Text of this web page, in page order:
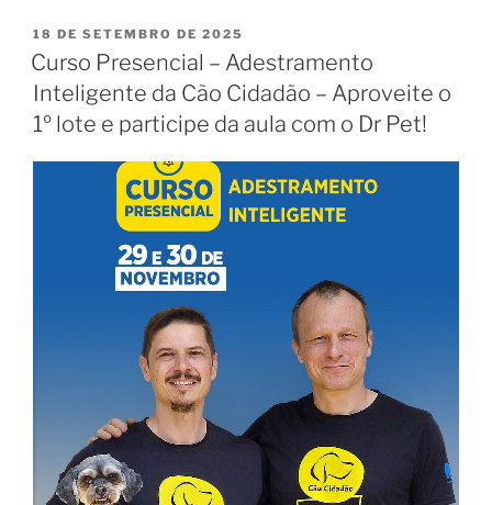
18 DE SETEMBRO DE 2025
Curso Presencial – Adestramento
Inteligente da Cão Cidadão – Aproveite o
1º lote e participe da aula com o Dr Pet!